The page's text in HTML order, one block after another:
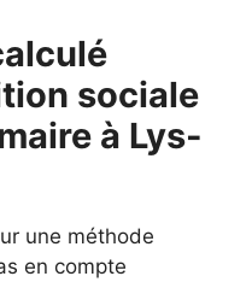
sociale
à Lys-
une méthode
en compte